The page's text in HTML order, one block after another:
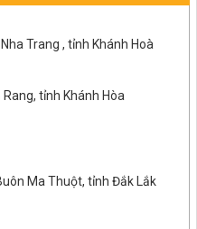
Trang , tỉnh Khánh Hoà
tỉnh Khánh Hòa
Ma Thuột, tỉnh Đắk Lắk